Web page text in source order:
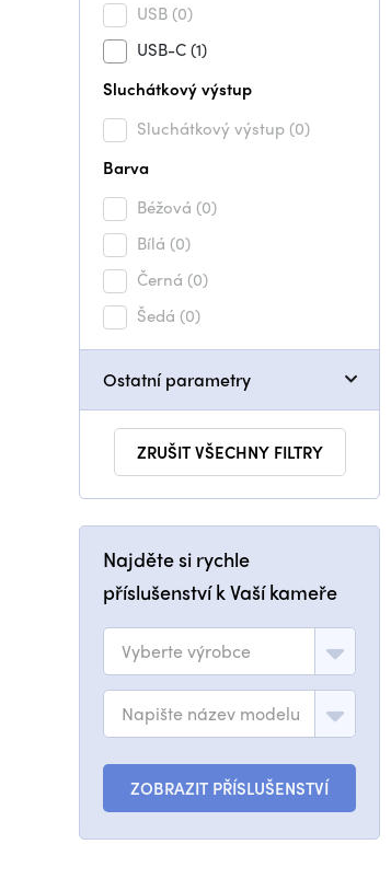
USB (0)
USB-C(1)
Sluchátkový výstup
Sluchátkový výstup (0)
Barva
Béžová (0)
Bílá (0)
Černá (0)
Šedá (0)
Ostatní parametry
ZRUŠIT VŠECHNY FILTRY
Najděte si rychle
příslušenství k Vaší kameře
Vyberte výrobce
Napište název modelu
ZOBRAZIT PŘÍSLUŠENSTVÍ